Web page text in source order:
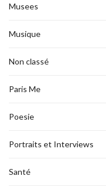
Musees
Musique
Non classé
Paris Me
Poesie
Portraits et Interviews
Santé